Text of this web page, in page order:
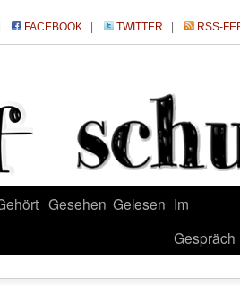
FACEBOOK TWITTER RSS-
Gesehen Gelesen Im
Gespräch